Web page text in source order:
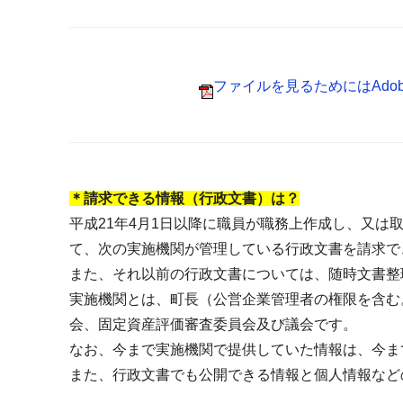
ファイルを見るためには
＊請求できる情報（行政文書）は？
平成21年4月1日以降に職員が職務上作成し、又は
て、次の実施機関が管理している行政文書を請求
また、それ以前の行政文書については、随時文書
実施機関とは、町長（公営企業管理者の権限を含
会、固定資産評価審査委員会及び議会です。
なお、今まで実施機関で提供していた情報は、今
また、行政文書でも公開できる情報と個人情報な